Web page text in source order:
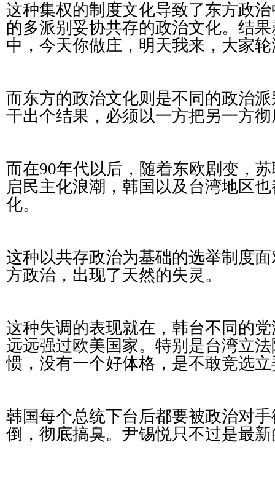
这种集权的制度文化导致了东方政
的多派别妥协共存的政治文化。结
中，今天你做庄，明天我来，大家
而东方的政治文化则是不同的政治
干出个结果，必须以一方把另一方
而在90年代以后，随着东欧剧变，
启民主化浪潮，韩国以及台湾地区
化。
这种以共存政治为基础的选举制度
方政治，出现了天然的失灵。
这种失调的表现就在，韩台不同的
远远强过欧美国家。特别是台湾立
惯，没有一个好体格，是不敢竞选
韩国每个总统下台后都要被政治对
倒，彻底搞臭。尹锡悦只不过是最